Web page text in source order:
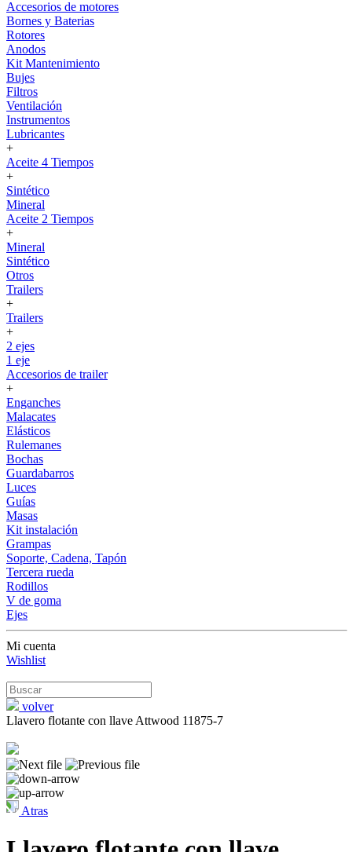
Accesorios de motores
Bornes y Baterias
Rotores
Anodos
Kit Mantenimiento
Bujes
Filtros
Ventilación
Instrumentos
Lubricantes
+
Aceite 4 Tiempos
+
Sintético
Mineral
Aceite 2 Tiempos
+
Mineral
Sintético
Otros
Trailers
+
Trailers
+
2 ejes
1 eje
Accesorios de trailer
+
Enganches
Malacates
Elásticos
Rulemanes
Bochas
Guardabarros
Luces
Guías
Masas
Kit instalación
Grampas
Soporte, Cadena, Tapón
Tercera rueda
Rodillos
V de goma
Ejes
Mi cuenta
Wishlist
volver
Llavero flotante con llave Attwood 11875-7
Atras